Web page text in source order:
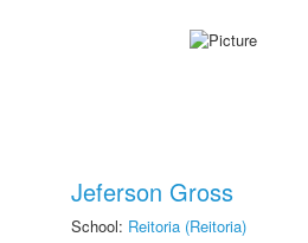
Jeferson Gross
School: Reitoria (Reitoria)